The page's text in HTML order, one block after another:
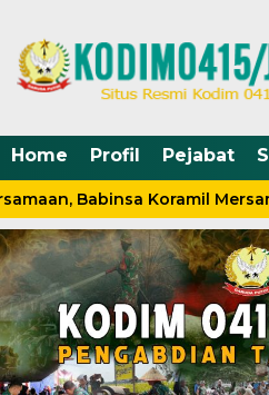
Home Profil Pejabat
Babinsa Koramil